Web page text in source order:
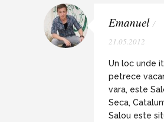
Emanuel /
21.05.2012
Un loc unde
petrece
vara, este
Seca,
Salou este